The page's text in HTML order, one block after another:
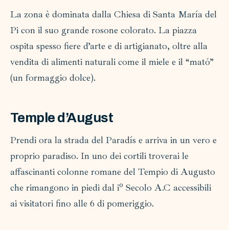
La zona è dominata dalla Chiesa di Santa María del
Pi con il suo grande rosone colorato. La piazza
ospita spesso fiere d’arte e di artigianato, oltre alla
vendita di alimenti naturali come il miele e il “mató”
(un formaggio dolce).
Temple d’August
Prendi ora la strada del Paradís e arriva in un vero e
proprio paradiso. In uno dei cortili troverai le
affascinanti colonne romane del Tempio di Augusto
che rimangono in piedi dal iº Secolo A.C accessibili
ai visitatori fino alle 6 di pomeriggio.